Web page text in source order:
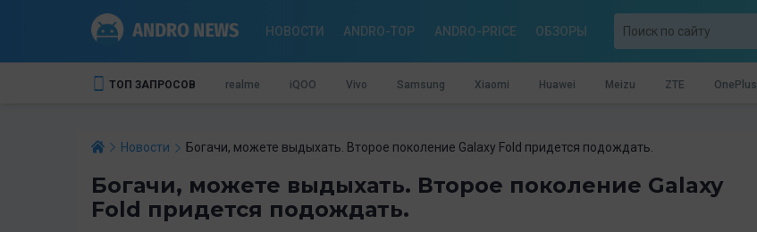
НОВОСТИ ANDRO-TOP ANDRO-PRICE ОБЗОРЫ
ТОП ЗАПРОСОВ realme iQOO Vivo Samsung Xiaomi Huawei Meizu ZTE OnePlus
Новости Богачи, можете выдыхать. Второе поколение Galaxy Fold придется подождать.
Богачи, можете выдыхать. Второе поколение Galaxy
Fold придется подождать.